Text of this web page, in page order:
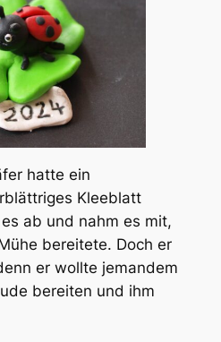
hatte ein
Kleeblatt
ab und nahm es mit,
bereitete. Doch er
er wollte jemandem
bereiten und ihm